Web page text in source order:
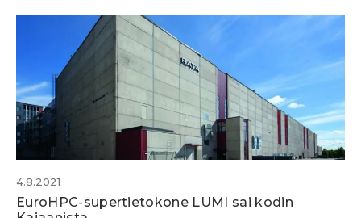
4.8.2021
EuroHPC-supertietokone LUMI sai kodin